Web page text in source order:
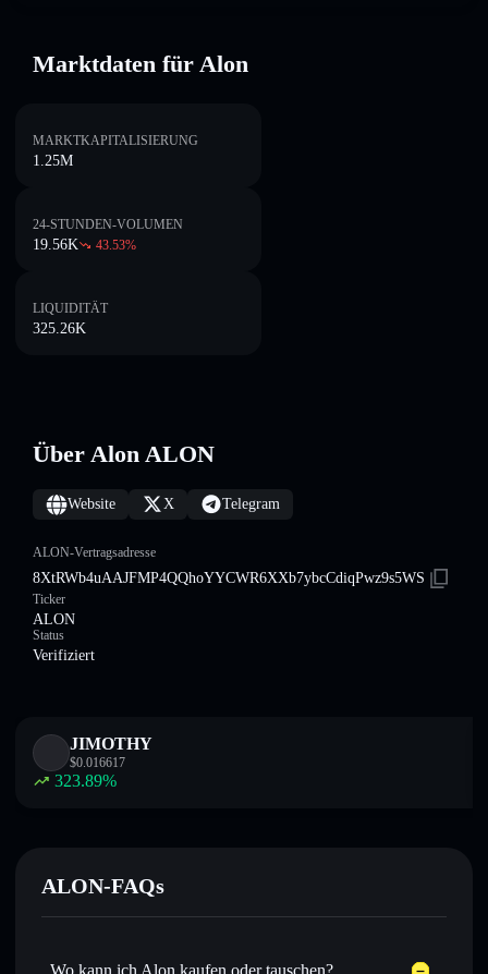
Marktdaten für Alon
MARKTKAPITALISIERUNG
1.25M
24-STUNDEN-VOLUMEN
19.56K 43.53%
LIQUIDITÄT
325.26K
Über Alon ALON
Website X Telegram
ALON-Vertragsadresse
8XtRWb4uAAJFMP4QQhoYYCWR6XXb7ybcCdiqPwz9s5WS
Ticker
ALON
Status
Verifiziert
JIMOTHY
$0.016617
323.89%
ALON-FAQs
Wo kann ich Alon kaufen oder tauschen?